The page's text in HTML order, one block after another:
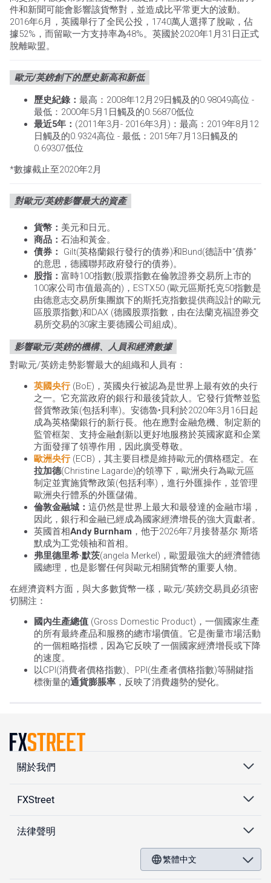
件和新聞可能會影響該貨幣對，並造成比平常更大的波動。
2016年6月，英國舉行了全民公投，1740萬人選擇了脫歐，佔
據52%，而留歐一方支持率為48%。英國於2020年1月31日正式
脫離歐盟。
歐元/英鎊創下的歷史新高和新低
歷史紀錄： 最高：2008年12月29日觸及的0.98049高位 -
最低：2000年5月1日觸及的0.56870低位
最近5年： (2011年3月- 2016年3月)：最高：2019年8月12
日觸及的0.9324高位 - 最低：2015年7月13日觸及的
0.69307低位
*數據截止至2020年2月
對歐元/英鎊影響最大的資產
貨幣： 美元和日元。
商品： 石油和黃金。
債券：
Gilt(英格蘭銀行發行的債券)和Bund(德語中“債券”
的意思，德國聯邦政府發行的債券)。
股指： 富時100指數(股票指數在倫敦證券交易所上市的
100家公司市值最高的)，ESTX50 (歐元區斯托克50指數是
由德意志交易所集團旗下的斯托克指數提供商設計的歐元
區股票指數)和DAX (德國股票指數，由在法蘭克福證券交
易所交易的30家主要德國公司組成)。
影響歐元/英鎊的機構、人員和經濟數據
對歐元/英鎊走勢影響最大的組織和人員有：
英國央行(BoE)，英國央行被認為是世界上最有效的央行
之一。它充當政府的銀行和最後貸款人。它發行貨幣並監
督貨幣政策(包括利率)。安德魯•貝利於2020年3月16日起
成為英格蘭銀行的新行長。他在應對金融危機、制定新的
監管框架、支持金融創新以更好地服務於英國家庭和企業
方面發揮了領導作用，因此廣受尊敬。
歐洲央行(ECB)，其主要目標是維持歐元的價格穩定。在
拉加德(Christine Lagarde)的領導下，歐洲央行為歐元區
制定並實施貨幣政策(包括利率)，進行外匯操作，並管理
歐洲央行體系的外匯儲備。
倫敦金融城： 這仍然是世界上最大和最發達的金融市場，
因此，銀行和金融已經成為國家經濟增長的強大貢獻者。
英國首相Andy Burnham ，他于2026年7月接替基尔·斯塔
默成为工党领袖和首相。
弗里德里希·默茨(angela Merkel)，歐盟最強大的經濟體德
國總理，也是影響任何與歐元相關貨幣的重要人物。
在經濟資料方面，與大多數貨幣一樣，歐元/英鎊交易員必須密
切關注：
國內生產總值 (Gross Domestic Product)，一個國家生產
的所有最終產品和服務的總市場價值。它是衡量市場活動
的一個粗略指標，因為它反映了一個國家經濟增長或下降
的速度。
以CPI(消費者價格指數)、PPI(生產者價格指數)等關鍵指
標衡量的通貨膨脹率 ，反映了消費趨勢的變化。
關於我們
FXStreet
法律聲明
繁體中文